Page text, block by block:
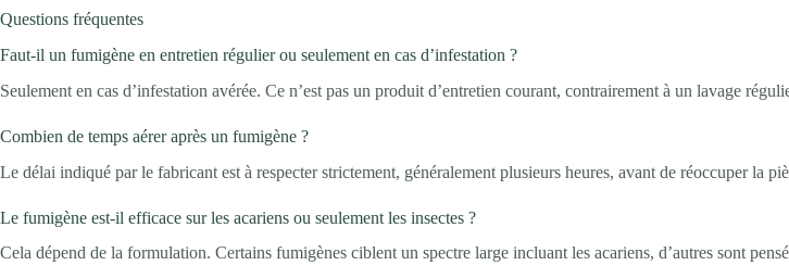
Questions fréquentes
Faut-il un fumigène en entretien régulier ou seulement en cas d’infestation ?
Seulement en cas d’infestation avérée. Ce n’est pas un produit d’entretien courant, contrairement à un lavage
Combien de temps aérer après un fumigène ?
Le délai indiqué par le fabricant est à respecter strictement, généralement plusieurs heures, avant de réoccuper la
Le fumigène est-il efficace sur les acariens ou seulement les insectes ?
Cela dépend de la formulation. Certains fumigènes ciblent un spectre large incluant les acariens, d’autres sont